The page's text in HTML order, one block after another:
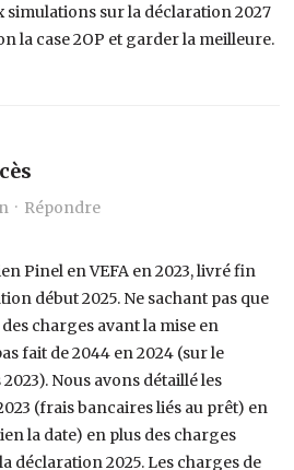
simulations sur la déclaration 2027
la case 2OP et garder la meilleure.
· Répondre
Pinel en VEFA en 2023, livré fin
début 2025. Ne sachant pas que
charges avant la mise en
fait de 2044 en 2024 (sur le
Nous avons détaillé les
(frais bancaires liés au prêt) en
la date) en plus des charges
déclaration 2025. Les charges de